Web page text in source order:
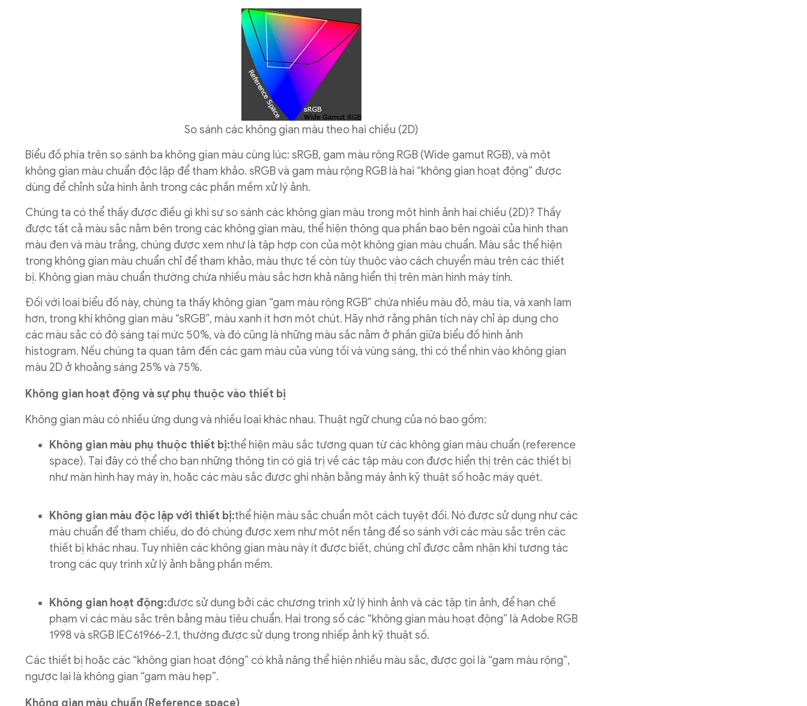
So sánh các không gian màu theo hai chiều (2D)
Biểu đồ phía trên so sánh ba không gian màu cùng lúc: sRGB, gam màu rộng RGB (Wide gamut RGB), và một
không gian màu chuẩn độc lập để tham khảo. sRGB và gam màu rộng RGB là hai “không gian hoạt động” được
dùng để chỉnh sửa hình ảnh trong các phần mềm xử lý ảnh.
Chúng ta có thể thấy được điều gì khi sự so sánh các không gian màu trong một hình ảnh hai chiều (2D)? Thấy
được tất cả màu sắc nằm bên trong các không gian màu, thể hiện thông qua phần bao bên ngoài của hình than
màu đen và màu trắng, chúng được xem như là tập hợp con của một không gian màu chuẩn. Màu sắc thể hiện
trong không gian màu chuẩn chỉ để tham khảo, màu thực tế còn tùy thuộc vào cách chuyển màu trên các thiết
bị. Không gian màu chuẩn thường chứa nhiều màu sắc hơn khả năng hiển thị trên màn hình máy tính.
Đối với loại biểu đồ này, chúng ta thấy không gian “gam màu rộng RGB” chứa nhiều màu đỏ, màu tía, và xanh lam
hơn, trong khi không gian màu “sRGB”, màu xanh ít hơn một chút. Hãy nhớ rằng phân tích này chỉ áp dụng cho
các màu sắc có độ sáng tại mức 50%, và đó cũng là những màu sắc nằm ở phần giữa biểu đồ hình ảnh
histogram. Nếu chúng ta quan tâm đến các gam màu của vùng tối và vùng sáng, thì có thể nhìn vào không gian
màu 2D ở khoảng sáng 25% và 75%.
Không gian hoạt động và sự phụ thuộc vào thiết bị
Không gian màu có nhiều ứng dụng và nhiều loại khác nhau. Thuật ngữ chung của nó bao gồm:
Không gian màu phụ thuộc thiết bị:thể hiện màu sắc tương quan từ các không gian màu chuẩn (reference
space). Tại đây có thể cho bạn những thông tin có giá trị về các tập màu con được hiển thị trên các thiết bị
như màn hình hay máy in, hoặc các màu sắc được ghi nhận bằng máy ảnh kỹ thuật số hoặc máy quét.
Không gian màu độc lập với thiết bị:thể hiện màu sắc chuẩn một cách tuyệt đối. Nó được sử dụng như các
màu chuẩn để tham chiếu, do đó chúng được xem như một nền tảng để so sánh với các màu sắc trên các
thiết bị khác nhau. Tuy nhiên các không gian màu này ít được biết, chúng chỉ được cảm nhận khi tương tác
trong các quy trình xử lý ảnh bằng phần mềm.
Không gian hoạt động:được sử dụng bởi các chương trình xử lý hình ảnh và các tập tin ảnh, để hạn chế
phạm vi các màu sắc trên bảng màu tiêu chuẩn. Hai trong số các “không gian màu hoạt động” là Adobe RGB
1998 và sRGB IEC61966-2.1, thường được sử dụng trong nhiếp ảnh kỹ thuật số.
Các thiết bị hoặc các “không gian hoạt động” có khả năng thể hiện nhiều màu sắc, được gọi là “gam màu rộng”,
ngược lại là không gian “gam màu hẹp”.
Không gian màu chuẩn (Reference space)